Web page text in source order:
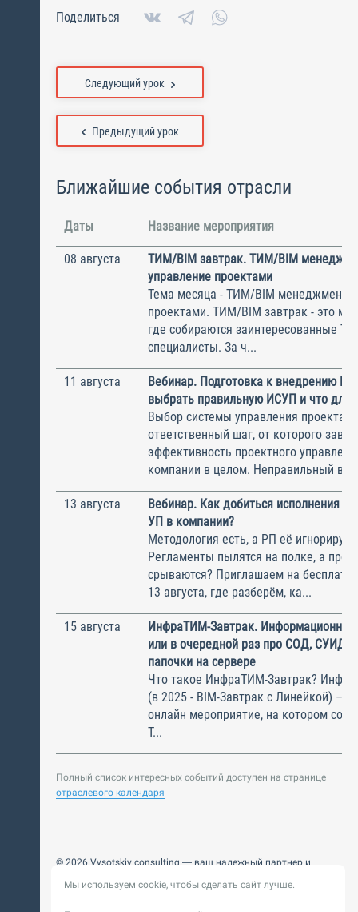
Поделиться
Предыдущий урок
Следующий урок
Ближайшие события отрасли
Даты Название мероприятия
08 августа
ТИМ/BIM завтрак. ТИМ/BIM
управление проектами
Тема месяца - ТИМ/BIM менеджмент и
проектами. ТИМ/BIM завтрак - это
где собираются заинтересованные
специалисты. За ч...
11 августа
Вебинар. Подготовка к внедрению
выбрать правильную ИСУП и что для
Выбор системы управления
ответственный шаг, от которого
эффективность проектного
компании в целом. Неправильный
13 августа
Вебинар. Как добиться исполнения
УП в компании?
Методология есть, а РП её
Регламенты пылятся на полке, а
срываются? Приглашаем на
13 августа, где разберём, ка...
15 августа
ИнфраТИМ-Завтрак.
или в очередной раз про СОД, СУИД и
папочки на сервере
Что такое ИнфраТИМ-Завтрак?
(в 2025 - BIM-Завтрак с Линейкой) –
онлайн мероприятие, на котором
Т...
Полный список интересных событий доступен на странице
отраслевого календаря
© 2026 Vysotskiy consulting — ваш надежный партнер и
Цифровизация, BIM, ИИ. Внедряем и оптимизируем
Мы используем cookie, чтобы сделать сайт лучше.